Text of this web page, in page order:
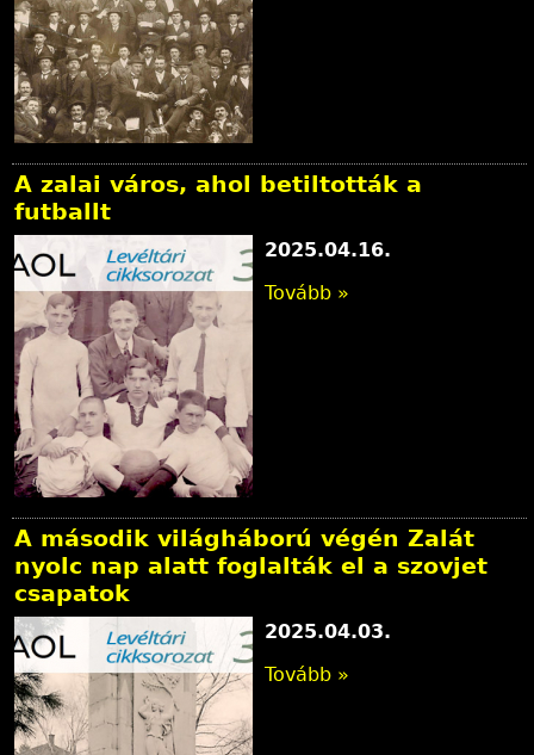
A zalai város, ahol betiltották a
futballt
2025.04.16.
Tovább »
A második világháború végén Zalát
nyolc nap alatt foglalták el a szovjet
csapatok
2025.04.03.
Tovább »